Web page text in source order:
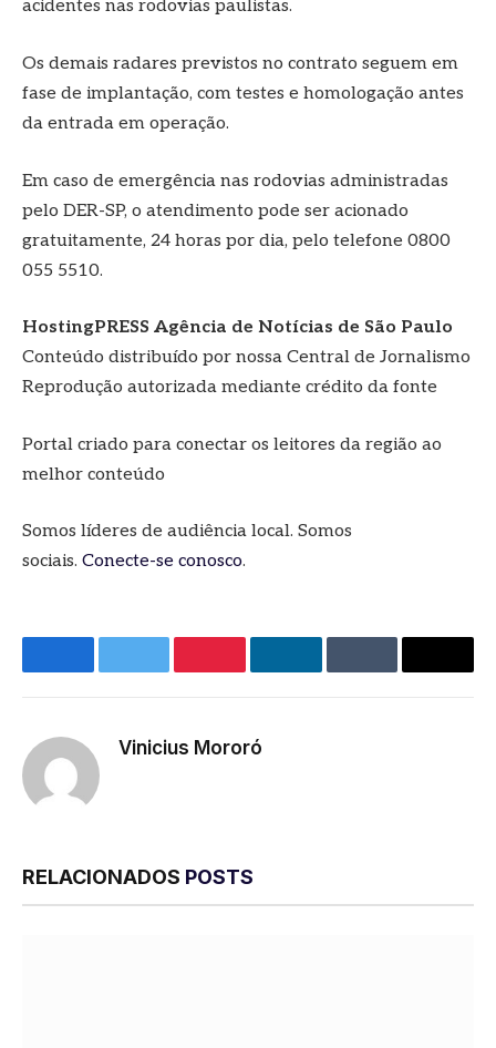
acidentes nas rodovias paulistas.
Os demais radares previstos no contrato seguem em
fase de implantação, com testes e homologação antes
da entrada em operação.
Em caso de emergência nas rodovias administradas
pelo DER-SP, o atendimento pode ser acionado
gratuitamente, 24 horas por dia, pelo telefone 0800
055 5510.
HostingPRESS Agência de Notícias de São Paulo
Conteúdo distribuído por nossa Central de Jornalismo
Reprodução autorizada mediante crédito da fonte
Portal criado para conectar os leitores da região ao
melhor conteúdo
Somos líderes de audiência local. Somos
sociais. Conecte-se conosco.
FacebookTwitter PinterestLinkedInTumblr E-
Vinicius Mororó
RELACIONADOS POSTS